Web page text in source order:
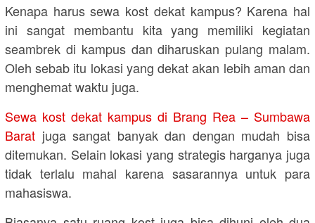
Kenapa harus sewa kost dekat kampus? Karena hal
ini sangat membantu kita yang memiliki kegiatan
seambrek di kampus dan diharuskan pulang malam.
Oleh sebab itu lokasi yang dekat akan lebih aman dan
menghemat waktu juga.
Sewa kost dekat kampus di Brang Rea – Sumbawa
Barat juga sangat banyak dan dengan mudah bisa
ditemukan. Selain lokasi yang strategis harganya juga
tidak terlalu mahal karena sasarannya untuk para
mahasiswa.